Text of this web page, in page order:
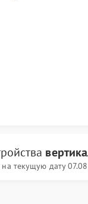
на текущую дату